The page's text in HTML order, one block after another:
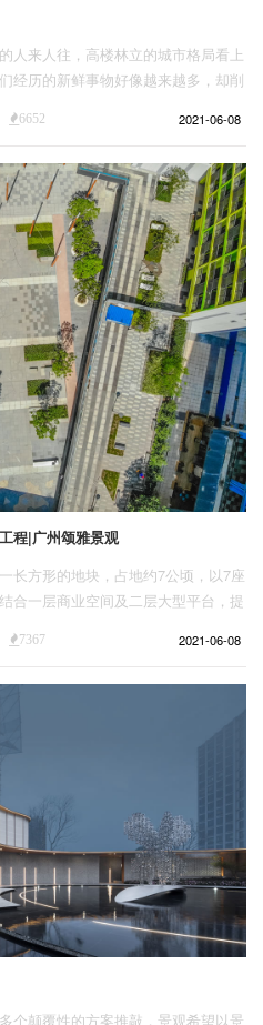
人来人往，高楼林立的城市格局看上
经历的新鲜事物好像越来越多，却削
化难免会让我们产生陌生感。
6652 2021-06-08
程|广州颂雅景观
长方形的地块，占地约7公顷，以7座
合一层商业空间及二层大型平台，提
个地块定位为超大型青年社区——在
甲方将其命名为金色领域。
7367 2021-06-08
个颠覆性的方案推敲，景观希望以景